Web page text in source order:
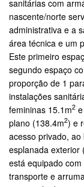
sanitárias com
nascente/norte
administrativa e a
área técnica e um
Este primeiro
segundo espaço
proporção de 1
instalações
femininas 15.1m2
plano (138.4m2) e
acesso privado, ao
esplanada exterior
está equipado
transporte e